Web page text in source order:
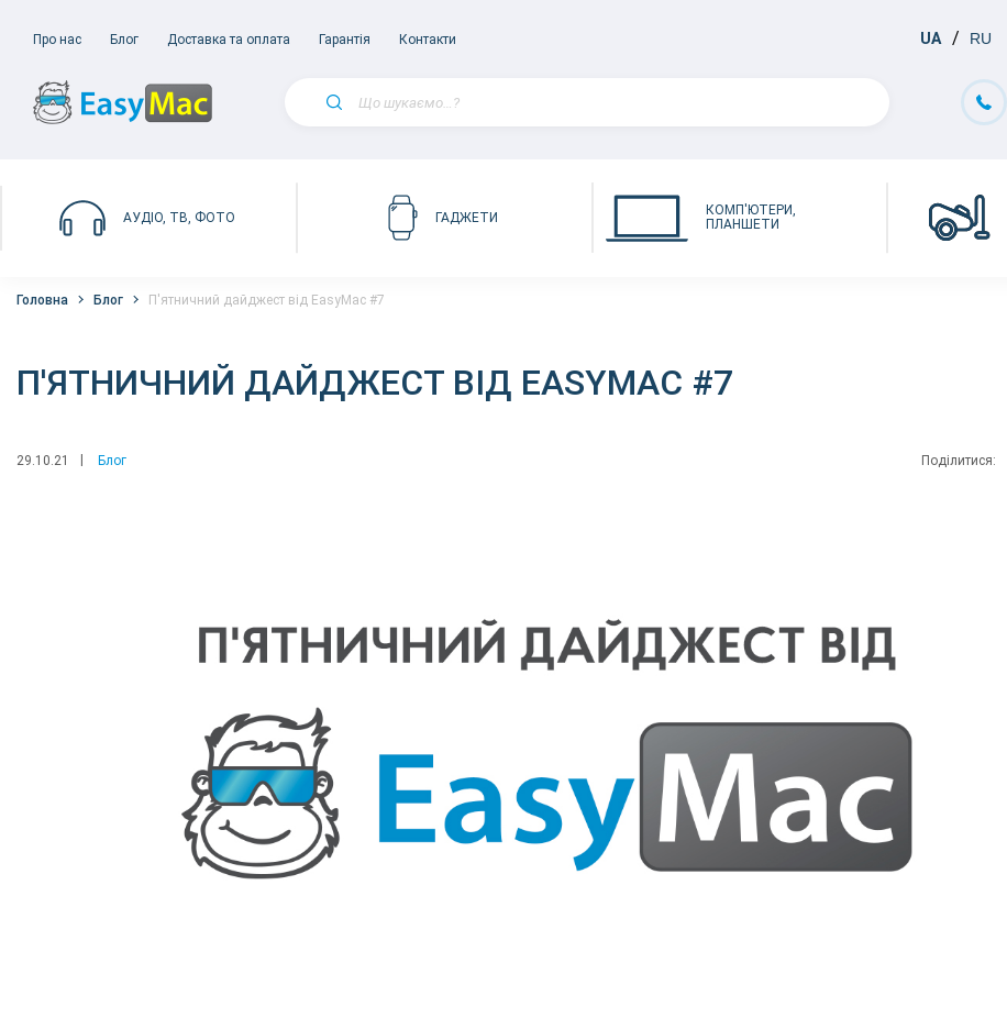
Про нас Блог Доставка та оплата Гарантія Контакти UA RU
АУДІО, ТВ, ФОТО ГАДЖЕТИ
КОМП'ЮТЕРИ,
ПЛАНШЕТИ
Головна Блог П'ятничний дайджест від EasyMac #7
П'ЯТНИЧНИЙ ДАЙДЖЕСТ ВІД EASYMAC #7
29.10.21 Блог Поділитися: